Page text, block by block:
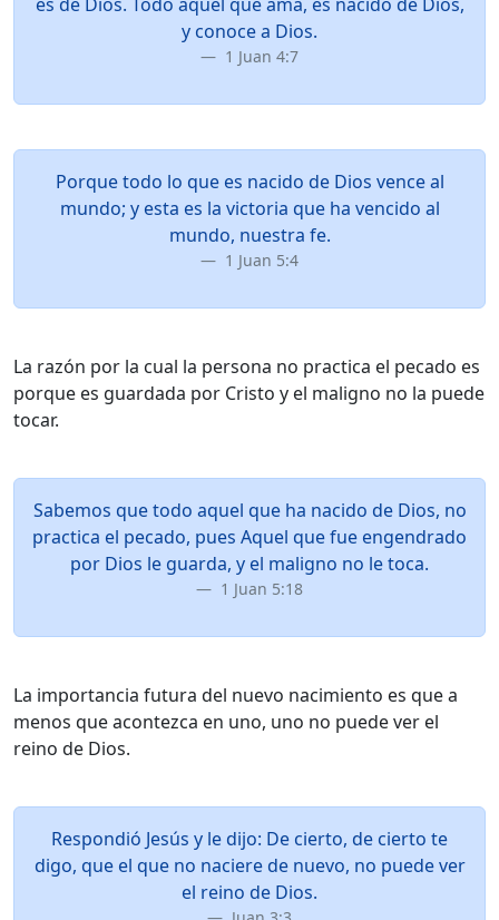
y conoce a Dios.
1 Juan 4:7
Porque todo lo que es nacido de Dios vence al
mundo; y esta es la victoria que ha vencido al
mundo, nuestra fe.
1 Juan 5:4
La razón por la cual la persona no practica el pecado es
porque es guardada por Cristo y el maligno no la puede
tocar.
Sabemos que todo aquel que ha nacido de Dios, no
practica el pecado, pues Aquel que fue engendrado
por Dios le guarda, y el maligno no le toca.
1 Juan 5:18
La importancia futura del nuevo nacimiento es que a
menos que acontezca en uno, uno no puede ver el
reino de Dios.
Respondió Jesús y le dijo: De cierto, de cierto te
digo, que el que no naciere de nuevo, no puede ver
el reino de Dios.